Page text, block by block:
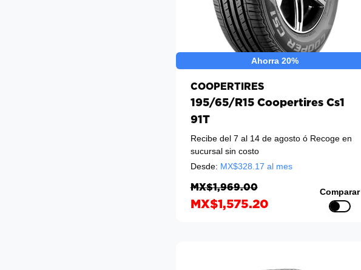
Ahorra 20%
COOPERTIRES
195/65/R15 Coopertires Cs1
91T
Recibe del 7 al 14 de agostoó Recoge en
sucursal sin costo
Desde: MX$328.17 al mes
MX$1,969.00
MX$1,575.20
Comparar